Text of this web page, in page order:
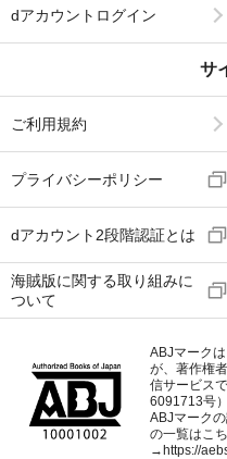
dアカウントログイン
サ
ご利用規約
プライバシーポリシー
dアカウント2段階認証とは
海賊版に関する取り組みに
ついて
ABJマーク
が、著作権
信サービス
6091713号）
ABJマーク
の一覧はこ
→https://